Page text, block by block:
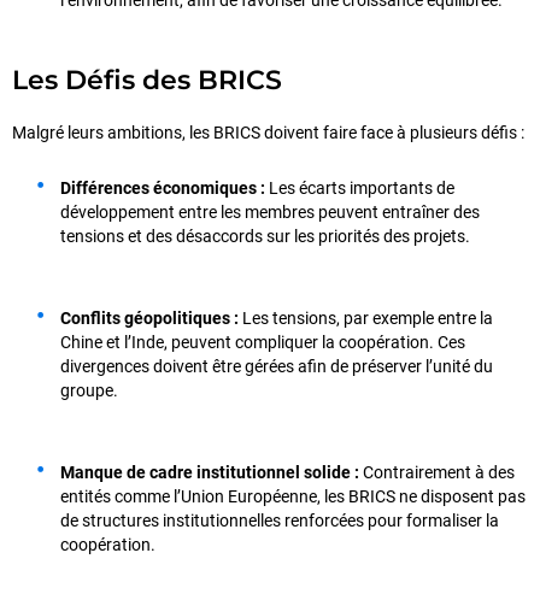
Les Défis des BRICS
Malgré leurs ambitions, les BRICS doivent faire face à plusieurs défis :
Différences économiques : Les écarts importants de
développement entre les membres peuvent entraîner des
tensions et des désaccords sur les priorités des projets.
Conflits géopolitiques : Les tensions, par exemple entre la
Chine et l’Inde, peuvent compliquer la coopération. Ces
divergences doivent être gérées afin de préserver l’unité du
groupe.
Manque de cadre institutionnel solide : Contrairement à des
entités comme l’Union Européenne, les BRICS ne disposent pas
de structures institutionnelles renforcées pour formaliser la
coopération.